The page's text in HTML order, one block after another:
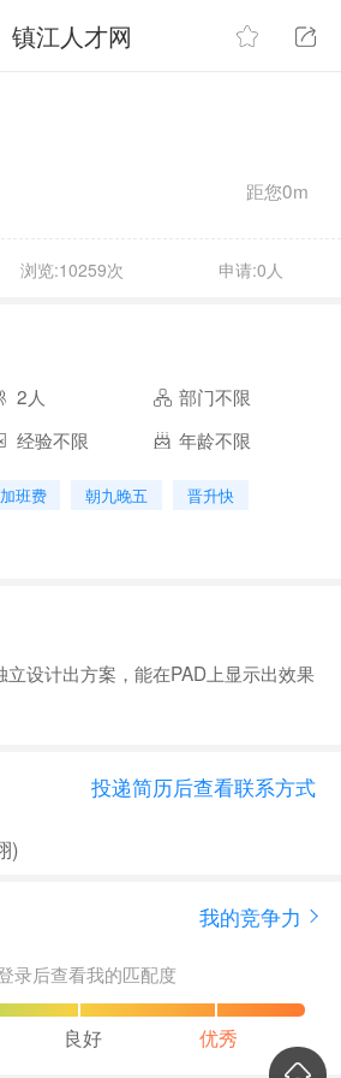
镇江人才网
距您0m
浏览:10259次 申请:0人
2人
部门不限
经验不限 年龄不限
加班费 朝九晚五
晋升快
设计出方案，能在PAD上显示出效果
投递简历后查看联系方式
)
我的竞争力
录后查看我的匹配度
良好 优秀